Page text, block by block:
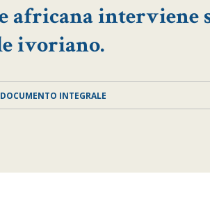
africana interviene
ivoriano.
INTEGRALE